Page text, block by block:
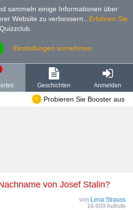
sammeln einige Informationen über
Website zu verbessern.
Erfahren Sie
Einstellungen vornehmen
Geschichten Anmelden
Probieren Sie Booster aus
von Josef Stalin?
von Lena Strauss
16.609 Aufrufe